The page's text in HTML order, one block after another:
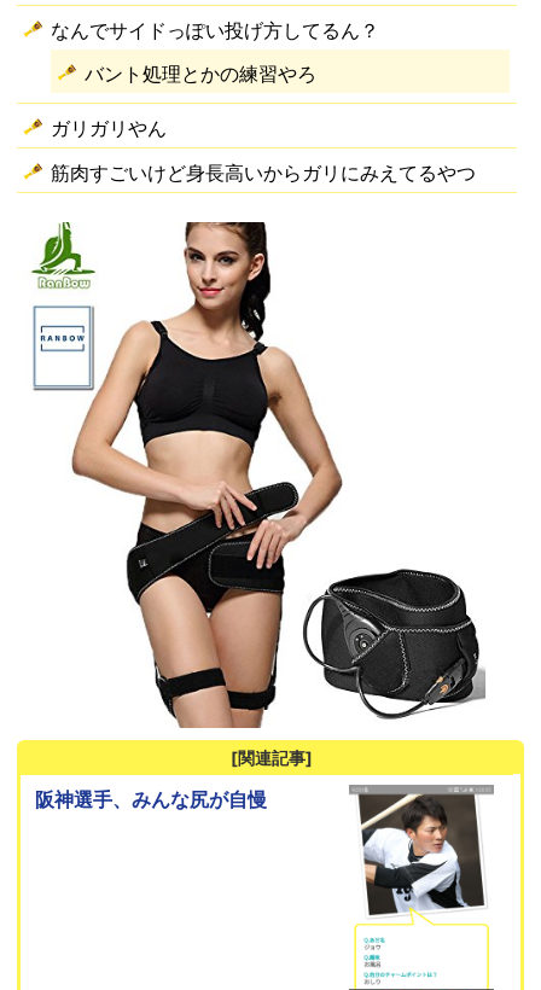
なんでサイドっぽい投げ方してるん？
バント処理とかの練習やろ
ガリガリやん
筋肉すごいけど身長高いからガリにみえてるやつ
[関連記事]
阪神選手、みんな尻が自慢